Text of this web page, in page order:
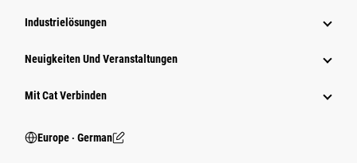
Industrielösungen
Neuigkeiten Und Veranstaltungen
Mit Cat Verbinden
Europe ‧ German